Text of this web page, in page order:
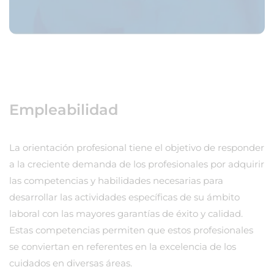
Empleabilidad
La orientación profesional tiene el objetivo de responder
a la creciente demanda de los profesionales por adquirir
las competencias y habilidades necesarias para
desarrollar las actividades específicas de su ámbito
laboral con las mayores garantías de éxito y calidad.
Estas competencias permiten que estos profesionales
se conviertan en referentes en la excelencia de los
cuidados en diversas áreas.